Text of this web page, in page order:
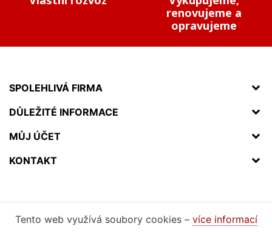
renovujeme a
opravujeme
SPOLEHLIVÁ FIRMA
DŮLEŽITÉ INFORMACE
MŮJ ÚČET
KONTAKT
Tento web využívá soubory cookies – více informací